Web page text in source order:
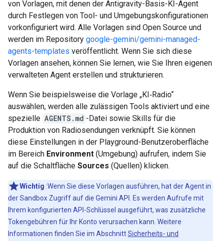
von Vorlagen, mit denen der Antigravity-Basis-KI-Agent
durch Festlegen von Tool- und Umgebungskonfigurationen
vorkonfiguriert wird. Alle Vorlagen sind Open Source und
werden im Repository google-gemini/gemini-managed-
agents-templates veröffentlicht. Wenn Sie sich diese
Vorlagen ansehen, können Sie lernen, wie Sie Ihren eigenen
verwalteten Agent erstellen und strukturieren.
Wenn Sie beispielsweise die Vorlage „KI‑Radio“
auswählen, werden alle zulässigen Tools aktiviert und eine
spezielle AGENTS.md -Datei sowie Skills für die
Produktion von Radiosendungen verknüpft. Sie können
diese Einstellungen in der Playground-Benutzeroberfläche
im Bereich Environment (Umgebung) aufrufen, indem Sie
auf die Schaltfläche Sources (Quellen) klicken.
Wichtig :Wenn Sie diese Vorlagen ausführen, hat der Agent in
der Sandbox Zugriff auf die Gemini API. Es werden Aufrufe mit
Ihrem konfigurierten API-Schlüssel ausgeführt, was zusätzliche
Tokengebühren für Ihr Konto verursachen kann. Weitere
Informationen finden Sie im AbschnittSicherheits- und